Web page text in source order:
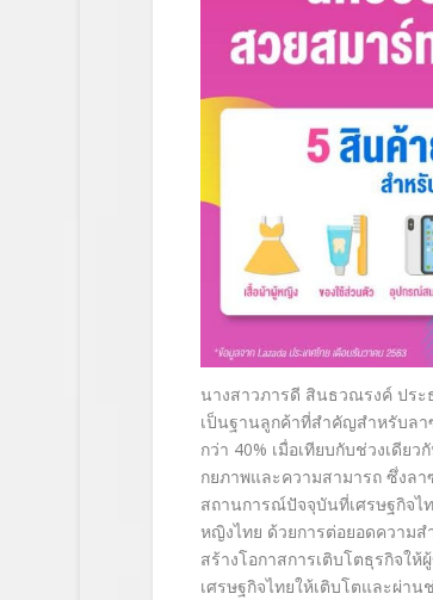
นางสาวภารดี สินธวณรงค์ ประ
เป็นฐานลูกค้าที่สำคัญสำหรับลา
กว่า 40% เมื่อเทียบกับช่วงเดียว
กยภาพและความสามารถ ซึ่งลา
สถานการณ์ปัจจุบันที่เศรษฐกิจไ
หญิงไทย ด้วยการต่อยอดความส
สร้างโอกาสการเติบโตธุรกิจให้ผู้
เศรษฐกิจไทยให้เติบโตและผ่าน